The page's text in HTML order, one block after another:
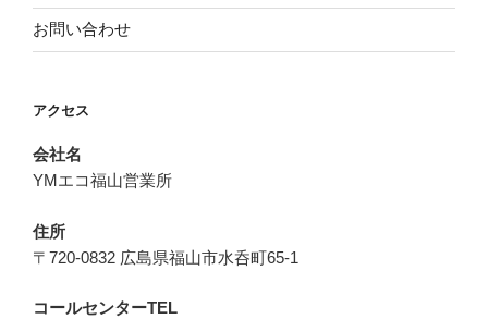
お問い合わせ
アクセス
会社名
YMエコ福山営業所
住所
〒720-0832 広島県福山市水呑町65-1
コールセンターTEL